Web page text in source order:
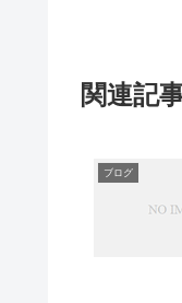
関連記
ブログ